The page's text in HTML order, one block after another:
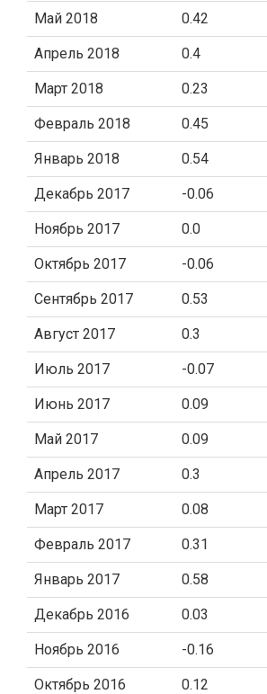
Май 2018 0.42
Апрель 2018 0.4
Март 2018 0.23
Февраль 2018 0.45
Январь 2018 0.54
Декабрь 2017 -0.06
Ноябрь 2017 0.0
Октябрь 2017 -0.06
Сентябрь 2017 0.53
Август 2017 0.3
Июль 2017 -0.07
Июнь 2017 0.09
Май 2017 0.09
Апрель 2017 0.3
Март 2017 0.08
Февраль 2017 0.31
Январь 2017 0.58
Декабрь 2016 0.03
Ноябрь 2016 -0.16
Октябрь 2016 0.12